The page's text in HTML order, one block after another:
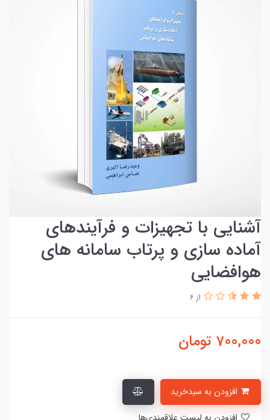
آشنایی با تجهیزات و فرآیندهای
آماده سازی و پرتاب سامانه های
هوافضایی
از 6
700,000 تومان